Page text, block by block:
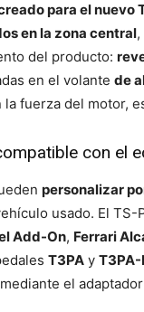
para el nuevo
en la zona central
del producto:
en el volante de
fuerza del motor,
con el
personalizar
usado. El TS-
Add-On, Ferrari
T3PA y T3PA-
el adaptador